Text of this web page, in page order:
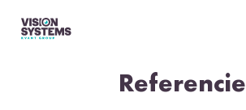
Referencie